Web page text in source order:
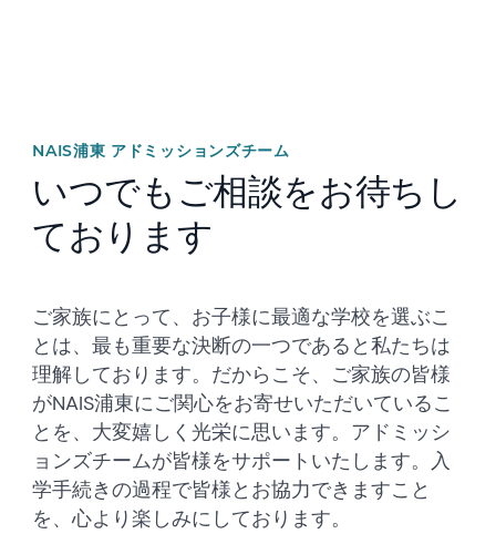
NAIS浦東 アドミッションズチーム
いつでもご相談をお待ちし
ております
ご家族にとって、お子様に最適な学校を選ぶこ
とは、最も重要な決断の一つであると私たちは
理解しております。だからこそ、ご家族の皆様
がNAIS浦東にご関心をお寄せいただいているこ
とを、大変嬉しく光栄に思います。アドミッシ
ョンズチームが皆様をサポートいたします。入
学手続きの過程で皆様とお協力できますこと
を、心より楽しみにしております。